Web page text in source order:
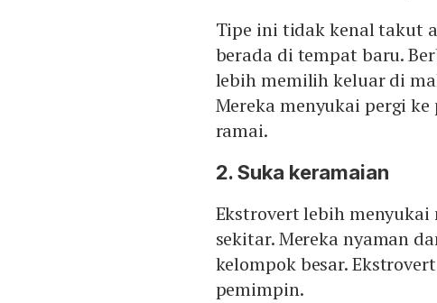
Tipe ini tidak kenal takut
berada di tempat baru.
lebih memilih keluar di
Mereka menyukai pergi
ramai.
2. Suka keramaian
Ekstrovert lebih
sekitar. Mereka nyaman
kelompok besar.
pemimpin.